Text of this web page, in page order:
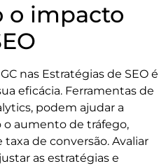
o impacto
nas Estratégias de SEO é
eficácia. Ferramentas de
podem ajudar a
aumento de tráfego,
de conversão. Avaliar
as estratégias e